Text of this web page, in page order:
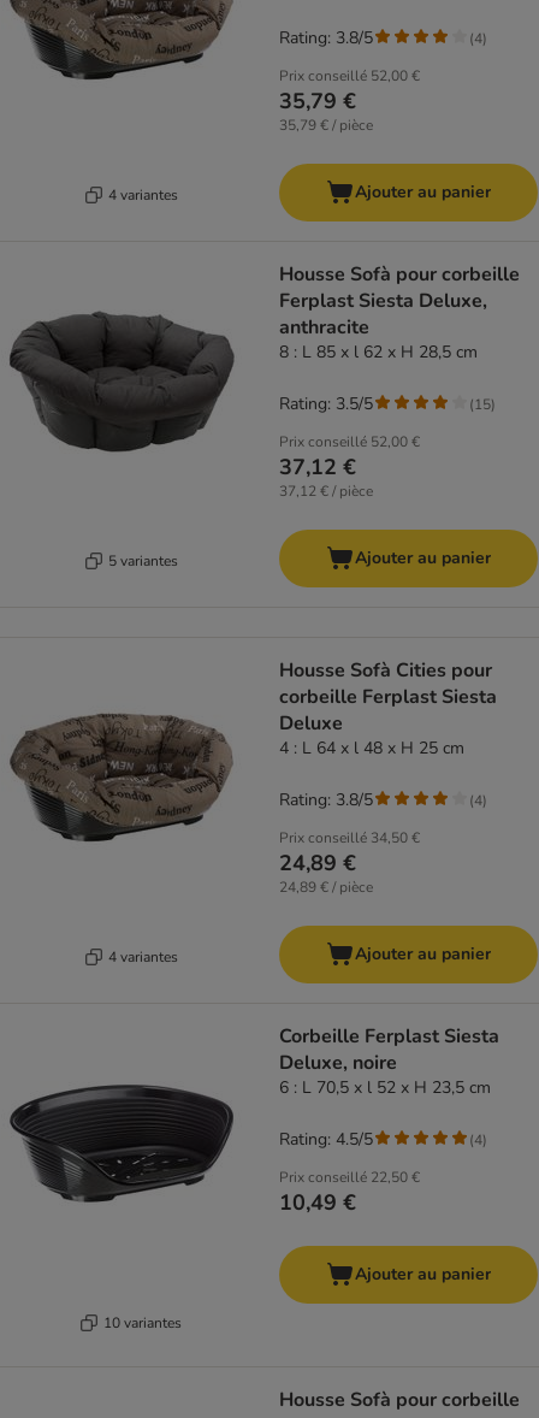
4 variantes
Prix conseillé 52,00 €
35,79 €
35,79 € / pièce
Rating: 3.8/5 (4)
Ajouter au panier
5 variantes
Housse Sofà pour corbeille
Ferplast Siesta Deluxe,
anthracite
8 : L 85 x l 62 x H 28,5 cm
Prix conseillé 52,00 €
37,12 €
37,12 € / pièce
Rating: 3.5/5 (15)
Ajouter au panier
4 variantes
Housse Sofà Cities pour
corbeille Ferplast Siesta
Deluxe
4 : L 64 x l 48 x H 25 cm
Prix conseillé 34,50 €
24,89 €
24,89 € / pièce
Rating: 3.8/5 (4)
Ajouter au panier
10 variantes
Corbeille Ferplast Siesta
Deluxe, noire
6 : L 70,5 x l 52 x H 23,5 cm
Prix conseillé 22,50 €
10,49 €
Rating: 4.5/5 (4)
Ajouter au panier
Housse Sofà pour corbeille